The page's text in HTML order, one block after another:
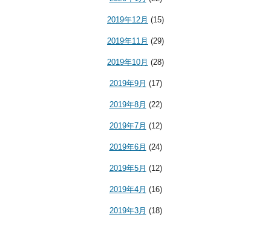
2019年12月 (15)
2019年11月 (29)
2019年10月 (28)
2019年9月 (17)
2019年8月 (22)
2019年7月 (12)
2019年6月 (24)
2019年5月 (12)
2019年4月 (16)
2019年3月 (18)